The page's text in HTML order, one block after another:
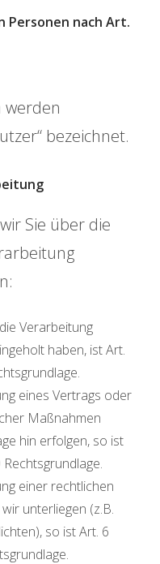
nach Art.
werden
bezeichnet.
Sie über die
Verarbeitung
haben, ist Art.
eines Vertrags oder
Maßnahmen
hin erfolgen, so ist
Rechtsgrundlage.
einer rechtlichen
unterliegen (z.B.
so ist Art. 6